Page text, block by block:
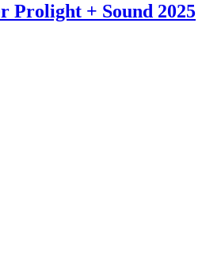
Prolight + Sound 2025